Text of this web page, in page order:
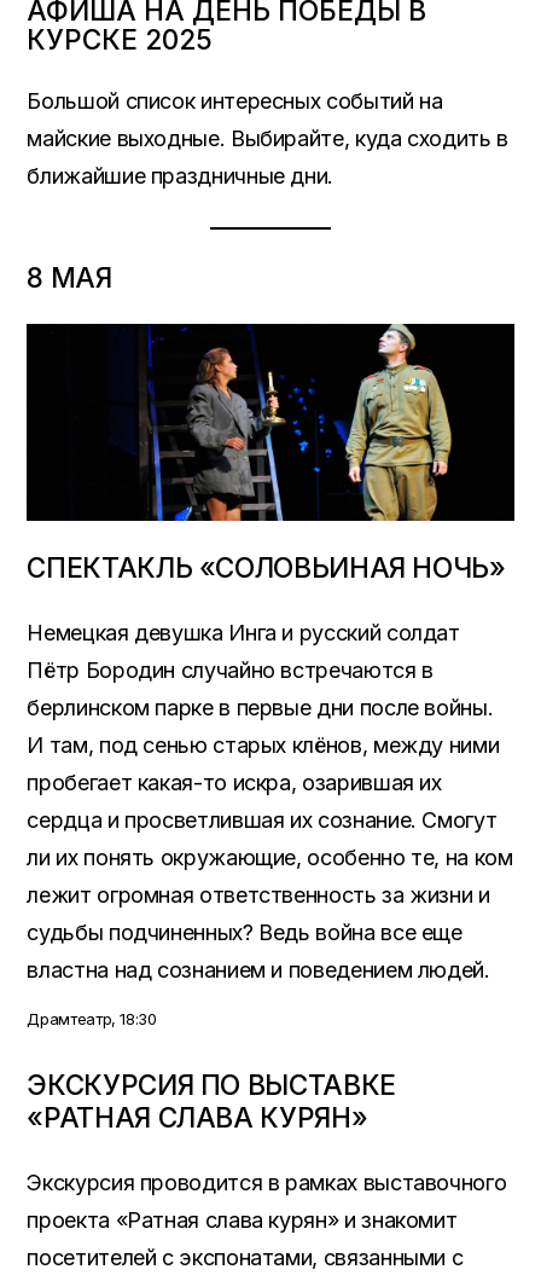
АФИША НА ДЕНЬ ПОБЕДЫ В
КУРСКЕ 2025
Большой список интересных событий на
майские выходные. Выбирайте, куда сходить в
ближайшие праздничные дни.
8 МАЯ
СПЕКТАКЛЬ «СОЛОВЬИНАЯ НОЧЬ»
Немецкая девушка Инга и русский солдат
Пётр Бородин случайно встречаются в
берлинском парке в первые дни после войны.
И там, под сенью старых клёнов, между ними
пробегает какая-то искра, озарившая их
сердца и просветлившая их сознание. Смогут
ли их понять окружающие, особенно те, на ком
лежит огромная ответственность за жизни и
судьбы подчиненных? Ведь война все еще
властна над сознанием и поведением людей.
Драмтеатр, 18:30
ЭКСКУРСИЯ ПО ВЫСТАВКЕ
«РАТНАЯ СЛАВА КУРЯН»
Экскурсия проводится в рамках выставочного
проекта «Ратная слава курян» и знакомит
посетителей с экспонатами, связанными с